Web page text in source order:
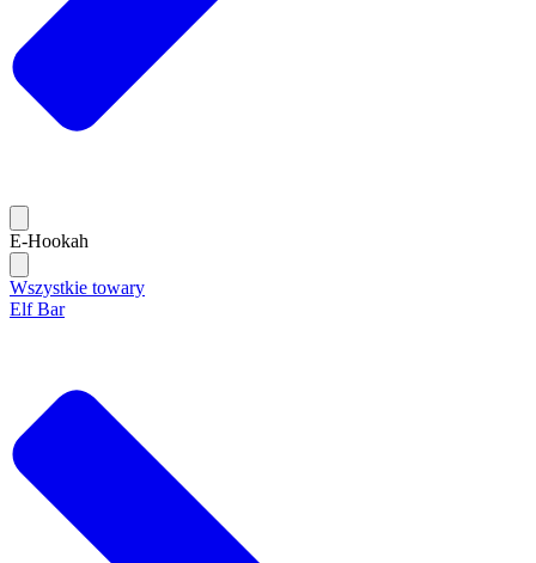
E-Hookah
Wszystkie towary
Elf Bar